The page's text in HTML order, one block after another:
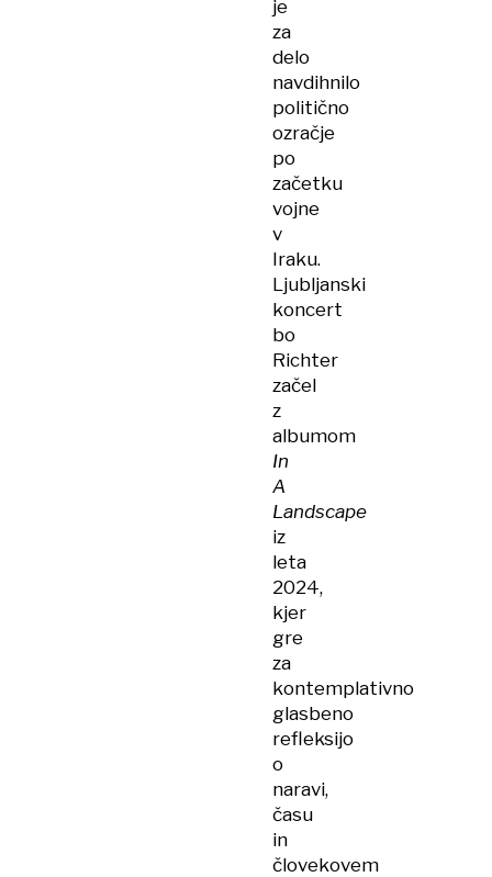
je
za
delo
navdihnilo
politično
ozračje
po
začetku
vojne
v
Iraku.
Ljubljanski
koncert
bo
Richter
začel
z
albumom
In
A
Landscape
iz
leta
2024,
kjer
gre
za
kontemplativno
glasbeno
refleksijo
o
naravi,
času
in
človekovem